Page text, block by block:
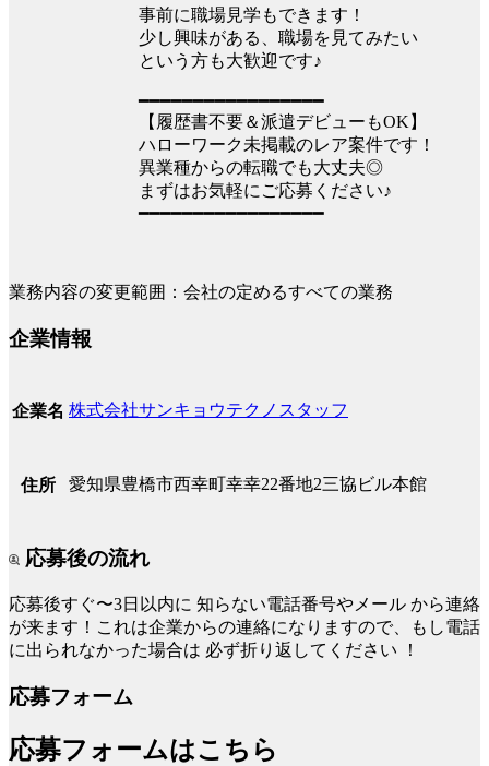
事前に職場見学もできます！
少し興味がある、職場を見てみたい
という方も大歓迎です♪
━━━━━━━━━━━━━━━━━
【履歴書不要＆派遣デビューもOK】
ハローワーク未掲載のレア案件です！
異業種からの転職でも大丈夫◎
まずはお気軽にご応募ください♪
━━━━━━━━━━━━━━━━━
業務内容の変更範囲：会社の定めるすべての業務
企業情報
企業名 株式会社サンキョウテクノスタッフ
住所 愛知県豊橋市西幸町幸幸22番地2三協ビル本館
応募後の流れ
応募後すぐ〜3日以内に 知らない電話番号やメール から連絡
が来ます！これは企業からの連絡になりますので、もし電話
に出られなかった場合は 必ず折り返してください ！
応募フォーム
応募フォームはこちら